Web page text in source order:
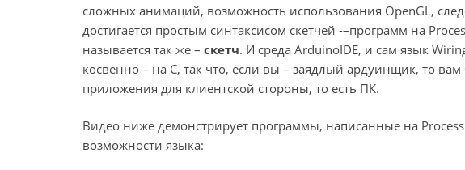
сложных анимаций, возможность использования OpenGL,
достигается простым синтаксисом скетчей -–программ на
называется так же – скетч. И среда ArduinoIDE, и сам язык
косвенно – на С, так что, если вы – заядлый ардуинщик, то вам
приложения для клиентской стороны, то есть ПК.
Видео ниже демонстрирует программы, написанные на
возможности языка: